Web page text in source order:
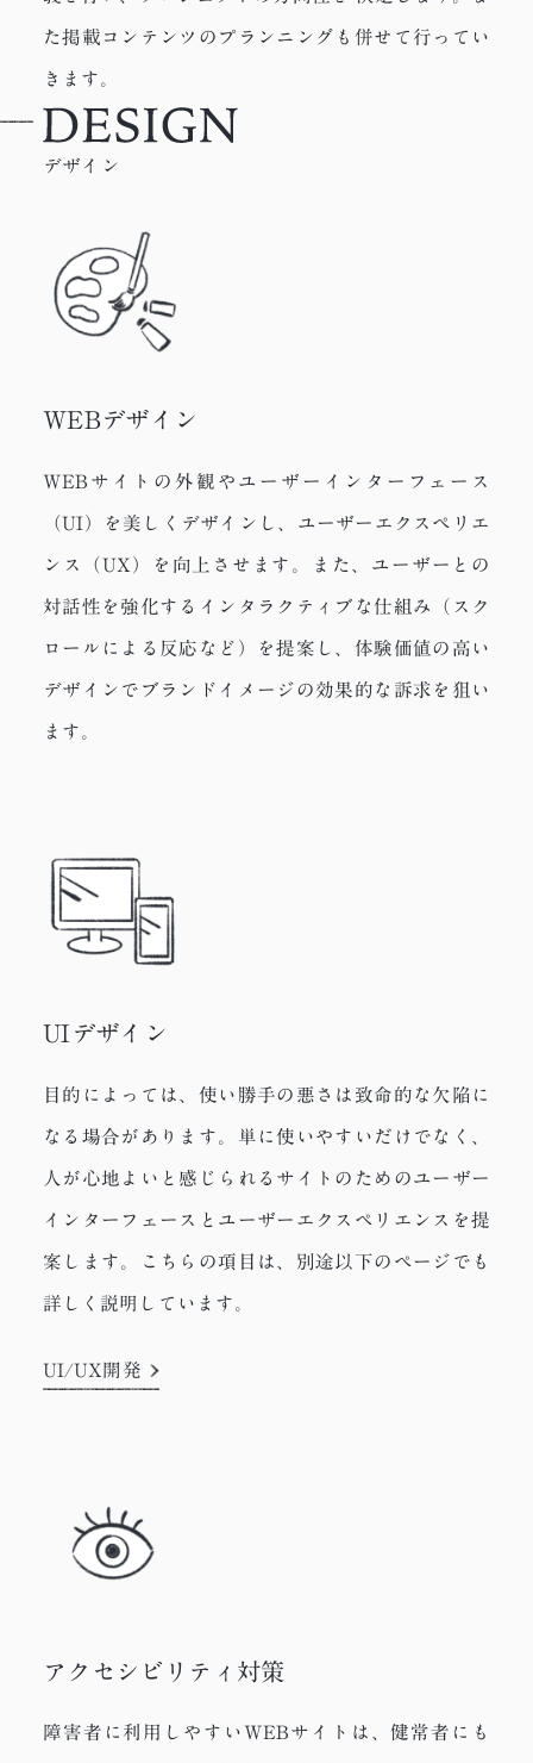
た掲載コンテンツのプランニングも併せて行ってい
きます。
デザイン
WEBデザイン
WEBサイトの外観やユーザーインターフェース
（UI）を美しくデザインし、ユーザーエクスペリエ
ンス（UX）を向上させます。また、ユーザーとの
対話性を強化するインタラクティブな仕組み（スク
ロールによる反応など）を提案し、体験価値の高い
デザインでブランドイメージの効果的な訴求を狙い
ます。
UIデザイン
目的によっては、使い勝手の悪さは致命的な欠陥に
なる場合があります。単に使いやすいだけでなく、
人が心地よいと感じられるサイトのためのユーザー
インターフェースとユーザーエクスペリエンスを提
案します。こちらの項目は、別途以下のページでも
詳しく説明しています。
UI/UX開発
アクセシビリティ対策
障害者に利用しやすいWEBサイトは、健常者にも